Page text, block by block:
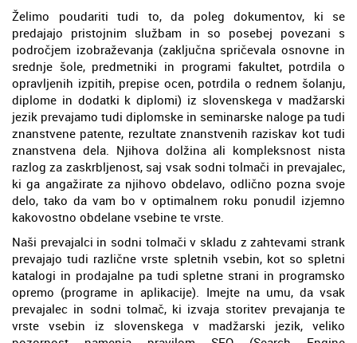
Želimo poudariti tudi to, da poleg dokumentov, ki se
predajajo pristojnim službam in so posebej povezani s
področjem izobraževanja (zaključna spričevala osnovne in
srednje šole, predmetniki in programi fakultet, potrdila o
opravljenih izpitih, prepise ocen, potrdila o rednem šolanju,
diplome in dodatki k diplomi) iz slovenskega v madžarski
jezik prevajamo tudi diplomske in seminarske naloge pa tudi
znanstvene patente, rezultate znanstvenih raziskav kot tudi
znanstvena dela. Njihova dolžina ali kompleksnost nista
razlog za zaskrbljenost, saj vsak sodni tolmači in prevajalec,
ki ga angažirate za njihovo obdelavo, odlično pozna svoje
delo, tako da vam bo v optimalnem roku ponudil izjemno
kakovostno obdelane vsebine te vrste.
Naši prevajalci in sodni tolmači v skladu z zahtevami strank
prevajajo tudi različne vrste spletnih vsebin, kot so spletni
katalogi in prodajalne pa tudi spletne strani in programsko
opremo (programe in aplikacije). Imejte na umu, da vsak
prevajalec in sodni tolmač, ki izvaja storitev prevajanja te
vrste vsebin iz slovenskega v madžarski jezik, veliko